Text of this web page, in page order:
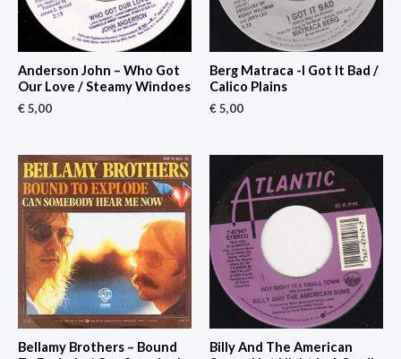
Anderson John – Who Got
Our Love / Steamy Windoes
€5,00
Berg Matraca -I Got It Bad /
Calico Plains
€5,00
Bellamy Brothers – Bound
Billy And The American